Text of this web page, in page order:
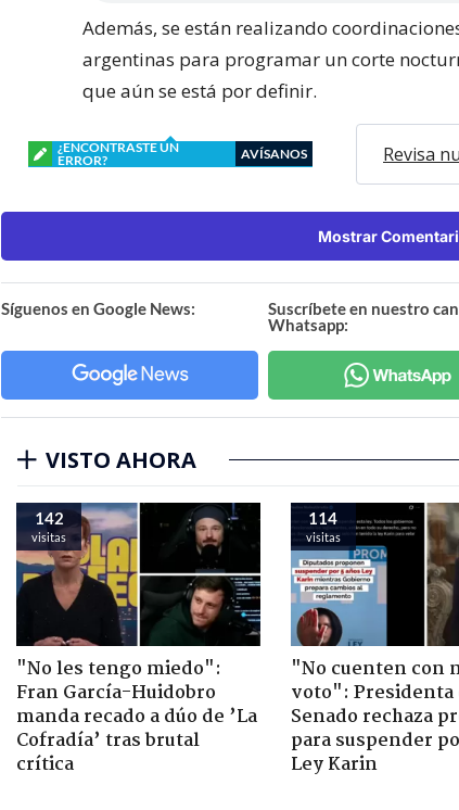
Además, se están realizando
argentinas para programar un corte
que aún se está por definir.
¿ENCONTRASTE UN
ERROR?
AVÍSANOS Revisa
Mostrar
Síguenos en Google News:
Suscríbete en nuestro
Whatsapp:
VISTO AHORA
142
visitas
"No les tengo miedo":
Fran García-Huidobro
manda recado a dúo de ’La
Cofradía’ tras brutal
crítica
114
visitas
"No cuenten con
voto": Presidenta
Senado rechaza
para suspender
Ley Karin